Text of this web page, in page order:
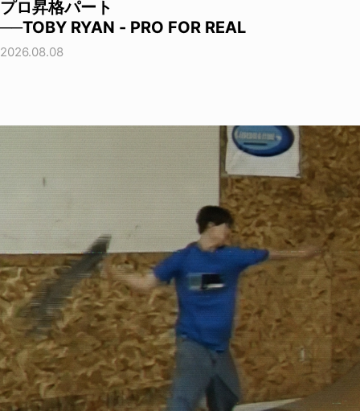
プロ昇格パート
──TOBY RYAN - PRO FOR REAL
2026.08.08